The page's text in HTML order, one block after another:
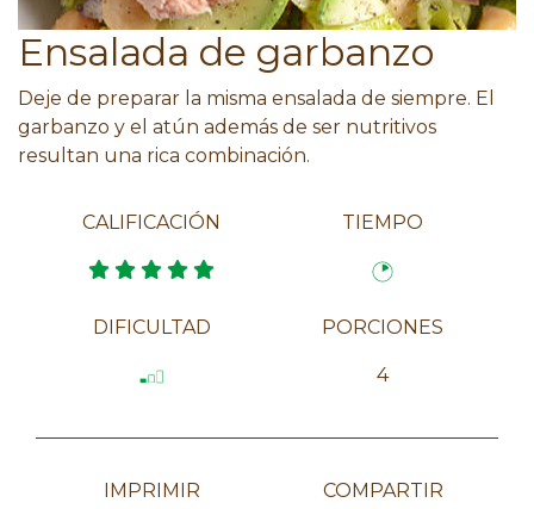
Ensalada de garbanzo
Deje de preparar la misma ensalada de siempre. El
garbanzo y el atún además de ser nutritivos
resultan una rica combinación.
CALIFICACIÓN TIEMPO
DIFICULTAD PORCIONES
4
IMPRIMIR COMPARTIR